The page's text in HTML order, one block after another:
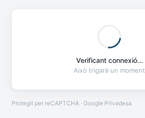
Verificant connexió...
Això trigarà un moment
Protegit per reCAPTCHA · Google Privadesa